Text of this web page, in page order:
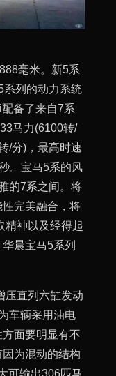
毫米。新5系
系列的动力系统
备了来自7系
马力(6100转/
/分)，最高时速
。宝马5系的风
的7系之间。将
完美融合，将
精神以及经得起
晨宝马5系列
压直列六缸发动
车辆采用油电
面要明显有不
为混动的结构
可输出306匹马